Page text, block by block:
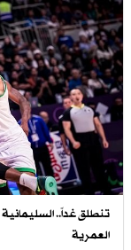
تنطلق غداً..
العمرية